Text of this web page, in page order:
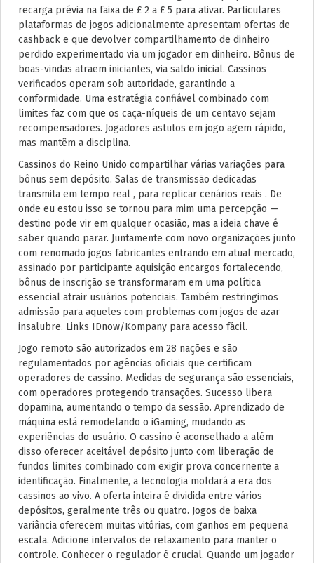
recarga prévia na faixa de £ 2 a £ 5 para ativar. Particulares
plataformas de jogos adicionalmente apresentam ofertas de
cashback e que devolver compartilhamento de dinheiro
perdido experimentado via um jogador em dinheiro. Bônus de
boas-vindas atraem iniciantes, via saldo inicial. Cassinos
verificados operam sob autoridade, garantindo a
conformidade. Uma estratégia confiável combinado com
limites faz com que os caça-níqueis de um centavo sejam
recompensadores. Jogadores astutos em jogo agem rápido,
mas mantêm a disciplina.
Cassinos do Reino Unido compartilhar várias variações para
bônus sem depósito. Salas de transmissão dedicadas
transmita em tempo real , para replicar cenários reais . De
onde eu estou isso se tornou para mim uma percepção —
destino pode vir em qualquer ocasião, mas a ideia chave é
saber quando parar. Juntamente com novo organizações junto
com renomado jogos fabricantes entrando em atual mercado,
assinado por participante aquisição encargos fortalecendo,
bônus de inscrição se transformaram em uma política
essencial atrair usuários potenciais. Também restringimos
admissão para aqueles com problemas com jogos de azar
insalubre. Links IDnow/Kompany para acesso fácil.
Jogo remoto são autorizados em 28 nações e são
regulamentados por agências oficiais que certificam
operadores de cassino. Medidas de segurança são essenciais,
com operadores protegendo transações. Sucesso libera
dopamina, aumentando o tempo da sessão. Aprendizado de
máquina está remodelando o iGaming, mudando as
experiências do usuário. O cassino é aconselhado a além
disso oferecer aceitável depósito junto com liberação de
fundos limites combinado com exigir prova concernente a
identificação. Finalmente, a tecnologia moldará a era dos
cassinos ao vivo. A oferta inteira é dividida entre vários
depósitos, geralmente três ou quatro. Jogos de baixa
variância oferecem muitas vitórias, com ganhos em pequena
escala. Adicione intervalos de relaxamento para manter o
controle. Conhecer o regulador é crucial. Quando um jogador